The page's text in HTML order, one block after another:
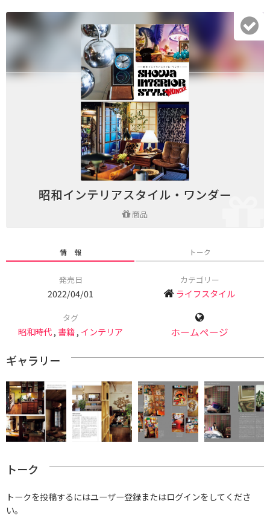
昭和インテリアスタイル・ワンダー
商品
情 報 トーク
発売日
2022/04/01
カテゴリー
ライフスタイル
タグ
昭和時代, 書籍, インテリア ホームページ
ギャラリー
トーク
トークを投稿するにはユーザー登録またはログインをしてくださ
い。